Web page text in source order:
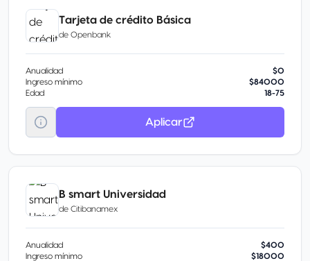
Tarjeta de crédito Básica
de Openbank
Anualidad
$0
Ingreso mínimo
$84000
Edad
18-75
Aplicar
B smart Universidad
de Citibanamex
Anualidad
$400
Ingreso mínimo
$18000